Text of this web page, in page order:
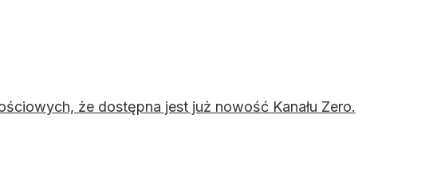
że dostępna jest już nowość Kanału Zero.